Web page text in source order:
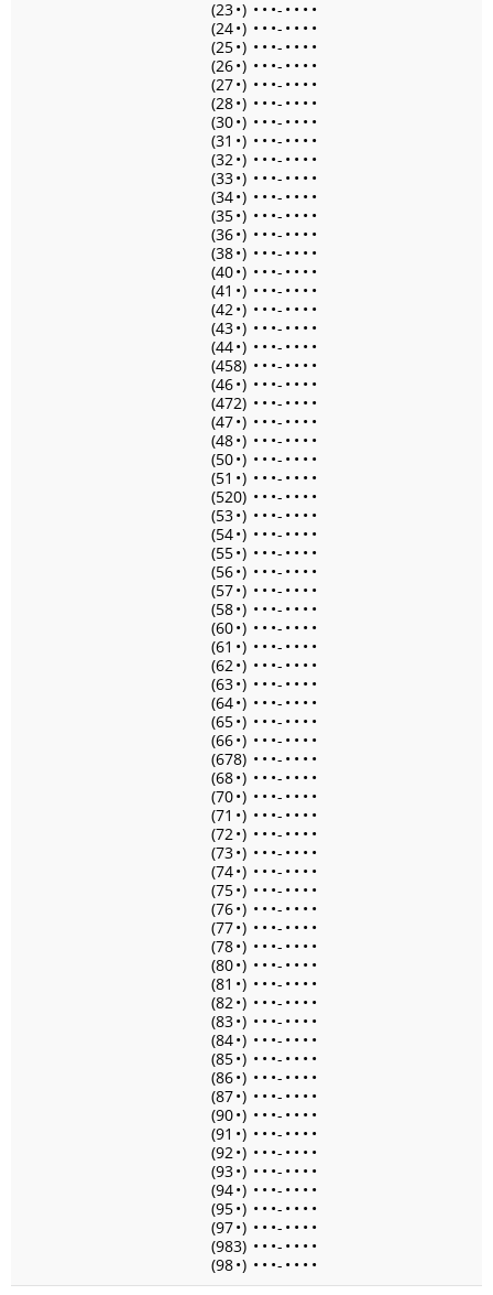
(23•) • • •- • • • •
(24•) • • •- • • • •
(25•) • • •- • • • •
(26•) • • •- • • • •
(27•) • • •- • • • •
(28•) • • •- • • • •
(30•) • • •- • • • •
(31 •) • • •- • • • •
(32•) • • •- • • • •
(33•) • • •- • • • •
(34•) • • •- • • • •
(35•) • • •- • • • •
(36•) • • •- • • • •
(38•) • • •- • • • •
(40•) • • •- • • • •
(41 •) • • •- • • • •
(42•) • • •- • • • •
(43•) • • •- • • • •
(44•) • • •- • • • •
(458) • • •- • • • •
(46•) • • •- • • • •
(472) • • •- • • • •
(47•) • • •- • • • •
(48•) • • •- • • • •
(50•) • • •- • • • •
(51 •) • • •- • • • •
(520) • • •- • • • •
(53•) • • •- • • • •
(54•) • • •- • • • •
(55•) • • •- • • • •
(56•) • • •- • • • •
(57•) • • •- • • • •
(58•) • • •- • • • •
(60•) • • •- • • • •
(61 •) • • •- • • • •
(62•) • • •- • • • •
(63•) • • •- • • • •
(64•) • • •- • • • •
(65•) • • •- • • • •
(66•) • • •- • • • •
(678) • • •- • • • •
(68•) • • •- • • • •
(70•) • • •- • • • •
(71 •) • • •- • • • •
(72•) • • •- • • • •
(73•) • • •- • • • •
(74•) • • •- • • • •
(75•) • • •- • • • •
(76•) • • •- • • • •
(77•) • • •- • • • •
(78•) • • •- • • • •
(80•) • • •- • • • •
(81 •) • • •- • • • •
(82•) • • •- • • • •
(83•) • • •- • • • •
(84•) • • •- • • • •
(85•) • • •- • • • •
(86•) • • •- • • • •
(87•) • • •- • • • •
(90•) • • •- • • • •
(91 •) • • •- • • • •
(92•) • • •- • • • •
(93•) • • •- • • • •
(94•) • • •- • • • •
(95•) • • •- • • • •
(97•) • • •- • • • •
(983) • • •- • • • •
(98•) • • •- • • • •